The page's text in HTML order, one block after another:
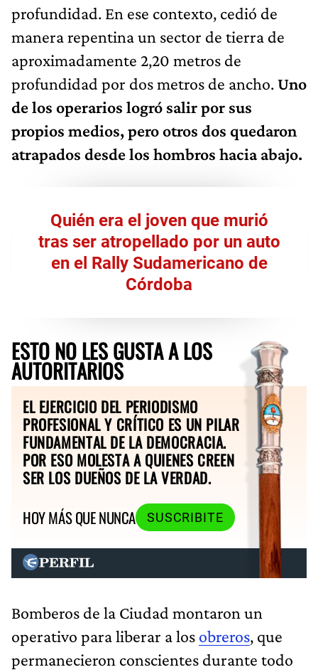
profundidad. En ese contexto, cedió de
manera repentina un sector de tierra de
aproximadamente 2,20 metros de
profundidad por dos metros de ancho.Uno
de los operarios logró salir por sus
propios medios, pero otros dos quedaron
atrapados desde los hombros hacia abajo.
Quién era el joven que murió
tras ser atropellado por un auto
en el Rally Sudamericano de
Córdoba
ESTO NO LES GUSTA A LOS
AUTORITARIOS
EL EJERCICIO DEL PERIODISMO
PROFESIONAL Y CRÍTICO ES UN PILAR
FUNDAMENTAL DE LA DEMOCRACIA.
POR ESO MOLESTA A QUIENES CREEN
SER LOS DUEÑOS DE LA VERDAD.
HOY MÁS QUE NUNCA
SUSCRIBITE
Bomberos de la Ciudad montaron un
operativo para liberar a los obreros, que
permanecieron conscientes durante todo